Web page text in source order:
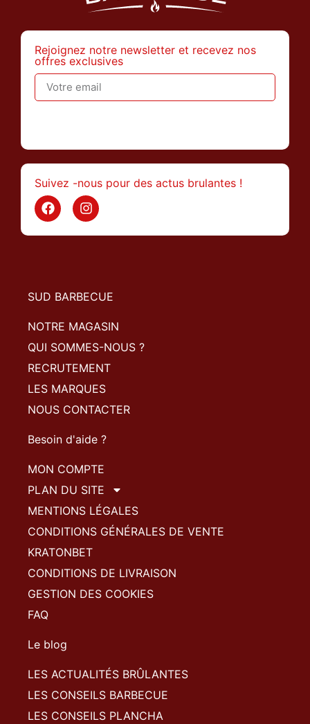
Rejoignez notre newsletter et recevez nos
offres exclusives
Suivez -nous pour des actus brulantes !
SUD BARBECUE
NOTRE MAGASIN
QUI SOMMES-NOUS ?
RECRUTEMENT
LES MARQUES
NOUS CONTACTER
Besoin d'aide ?
MON COMPTE
PLAN DU SITE
MENTIONS LÉGALES
CONDITIONS GÉNÉRALES DE VENTE
KRATONBET
CONDITIONS DE LIVRAISON
GESTION DES COOKIES
FAQ
Le blog
LES ACTUALITÉS BRÛLANTES
LES CONSEILS BARBECUE
LES CONSEILS PLANCHA